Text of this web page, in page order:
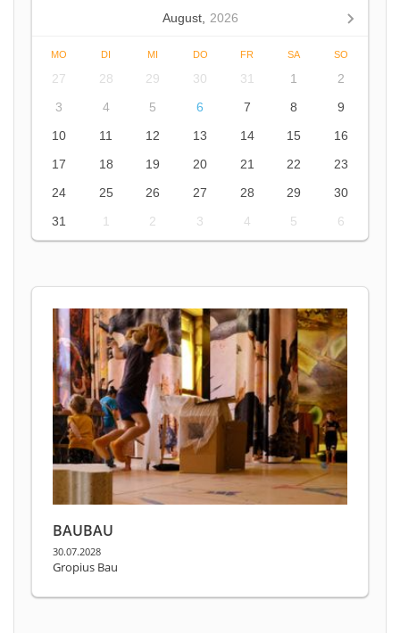
August, 2026
MO DI MI DO FR SA SO
27 28 29 30 31 1
2
3
4 5 6 7 8
9
10
11 12 13 14 15
16
17
18 19 20 21 22
23
24
25 26 27 28 29
30
31
1 2 3 4 5 6
BAUBAU
30.07.2028
Gropius Bau